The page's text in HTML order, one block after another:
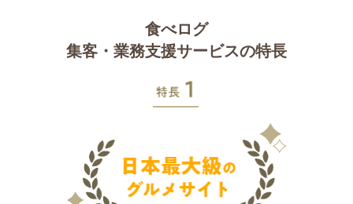
食べログ
集客・業務支援サービスの特長